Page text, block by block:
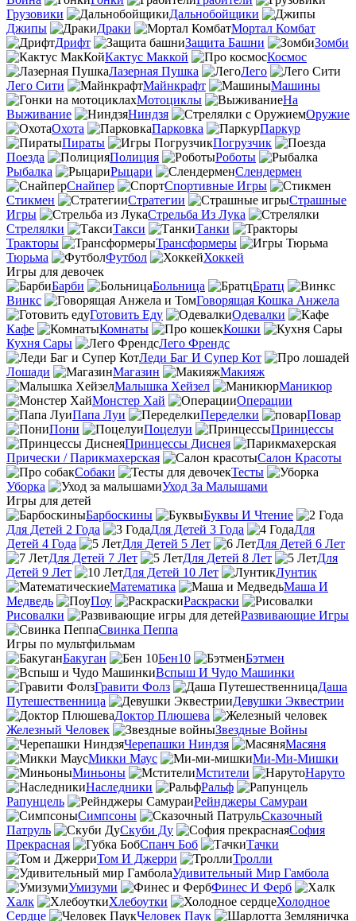
Грузовики
Дальнобойщики
Джипы
Драки
Мортал Комбат
Дрифт
Защита Башни
Зомби
Кактус Маккой
Космос
Лазерная Пушка
Лего
Лего Сити
Майнкрафт
Машины
Мотоциклы
На
Выживание
Ниндзя
Оружие
Охота
Парковка
Паркур
Пираты
Погрузчик
Поезда
Полиция
Роботы
Рыбалка
Рыцари
Слендермен
Снайпер
Спортивные Игры
Стикмен
Стратегии
Страшные
Игры
Стрельба Из Лука
Стрелялки
Такси
Танки
Тракторы
Трансформеры
Тюрьма
Футбол
Хоккей
Игры для девочек
Барби
Больница
Братц
Винкс
Говорящая Кошка Анжела
Готовить Еду
Одевалки
Кафе
Комнаты
Кошки
Кухня Сары
Лего Френдс
Леди Баг И Супер Кот
Лошади
Магазин
Макияж
Малышка Хейзел
Маникюр
Монстер Хай
Операции
Папа Луи
Переделки
Повар
Пони
Поцелуи
Принцессы
Принцессы Диснея
Прически / Парикмахерская
Салон Красоты
Собаки
Тесты
Уборка
Уход За Малышами
Игры для детей
Барбоскины
Буквы И Чтение
Для Детей 2 Года
Для Детей 3 Года
Для
Детей 4 Года
Для Детей 5 Лет
Для Детей 6 Лет
Для Детей 7 Лет
Для Детей 8 Лет
Для
Детей 9 Лет
Для Детей 10 Лет
Лунтик
Математика
Маша И
Медведь
Поу
Раскраски
Рисовалки
Развивающие Игры
Свинка Пеппа
Игры по мультфильмам
Бакуган
Бен10
Бэтмен
Вспыш И Чудо Машинки
Гравити Фолз
Даша
Путешественница
Девушки Эквестрии
Доктор Плюшева
Железный Человек
Звездные Войны
Черепашки Ниндзя
Масяня
Микки Маус
Ми-Ми-Мишки
Миньоны
Мстители
Наруто
Наследники
Ральф
Рапунцель
Рейнджеры Самураи
Симпсоны
Сказочный
Патруль
Скуби Ду
София
Прекрасная
Спанч Боб
Тачки
Том И Джерри
Тролли
Удивительный Мир Гамбола
Умизуми
Финес И Ферб
Халк
Хлебоутки
Холодное
Сердце
Человек Паук